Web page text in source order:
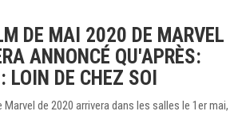
DE MAI 2020 DE MARVEL
ANNONCÉ QU'APRÈS:
LOIN DE CHEZ SOI
de 2020 arrivera dans les salles le 1er mai,